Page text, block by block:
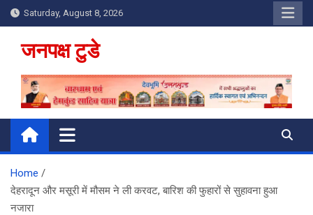
Skip
to
content
Saturday, August 8, 2026
जनपक्ष टुडे
Home
देहरादून और मसूरी में मौसम ने ली करवट, बारिश की फुहारों से सुहावना हुआ
नजारा